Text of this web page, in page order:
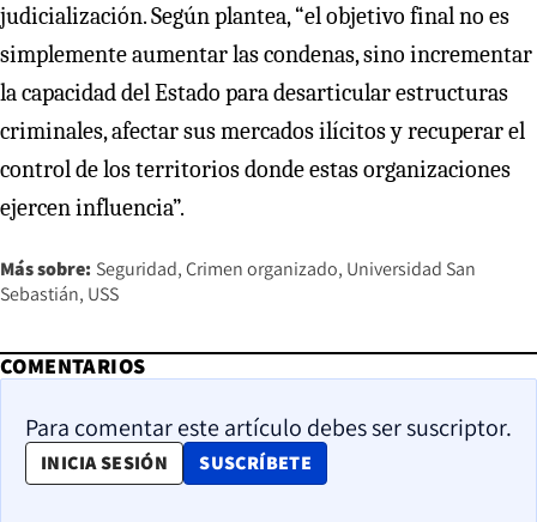
judicialización. Según plantea, “el objetivo final no es
simplemente aumentar las condenas, sino incrementar
la capacidad del Estado para desarticular estructuras
criminales, afectar sus mercados ilícitos y recuperar el
control de los territorios donde estas organizaciones
ejercen influencia”.
Más sobre: Seguridad Crimen organizado Universidad San
Sebastián USS
COMENTARIOS
Para comentar este artículo debes ser suscriptor.
INICIA SESIÓN SUSCRÍBETE
OPENS IN NEW WINDOW